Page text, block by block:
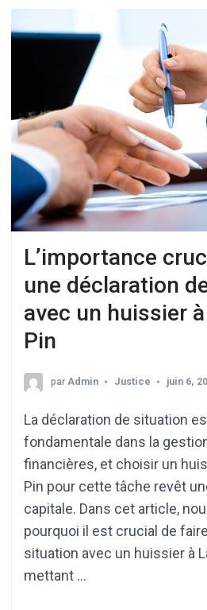
L’importance
une déclaration
avec un huissier
Pin
parAdmin Justice juin 6,
La déclaration de situation
fondamentale dans la
financières, et choisir un
Pin pour cette tâche revêt
capitale. Dans cet article,
pourquoi il est crucial de
situation avec un huissier à
mettant …